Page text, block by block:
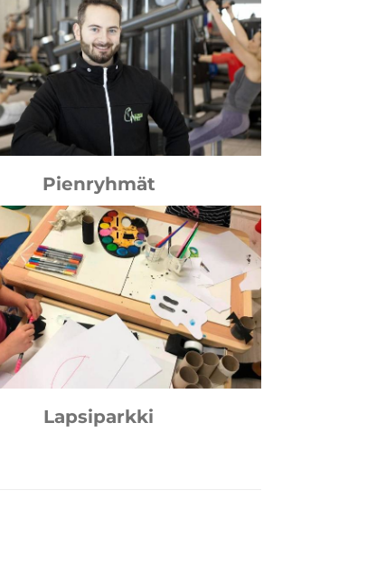
Pienryhmät
Lapsiparkki